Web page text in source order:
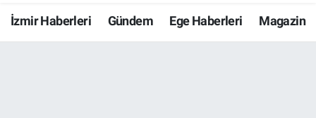
İzmir Haberleri Gündem Ege Haberleri Magazin
Resmi İlanlar